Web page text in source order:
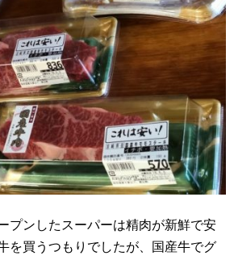
プンしたスーパーは精肉が新鮮で安
を買うつもりでしたが、国産牛でグ